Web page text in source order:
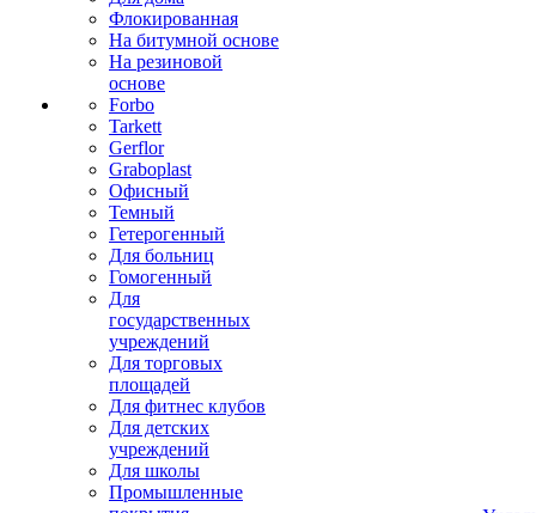
Флокированная
На битумной основе
На резиновой
основе
Forbo
Tarkett
Gerflor
Graboplast
Офисный
Темный
Гетерогенный
Для больниц
Гомогенный
Для
государственных
учреждений
Для торговых
площадей
Для фитнес клубов
Для детских
учреждений
Для школы
Промышленные